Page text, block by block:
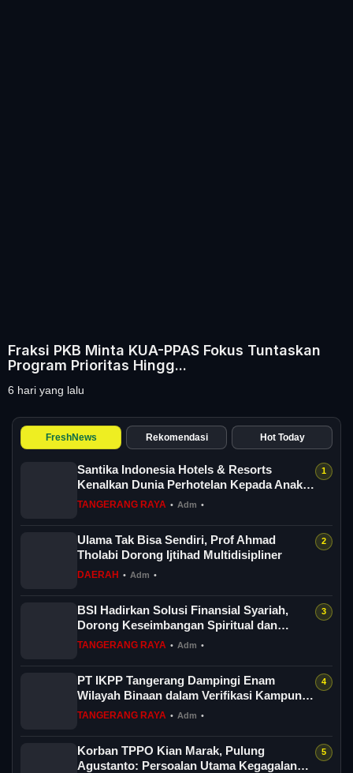
Fraksi PKB Minta KUA-PPAS Fokus Tuntaskan
Program Prioritas Hingg...
6 hari yang lalu
FreshNews Rekomendasi Hot Today
Santika Indonesia Hotels & Resorts
Kenalkan Dunia Perhotelan Kepada Anak-
anak As...
TANGERANG RAYA • Adm •
Ulama Tak Bisa Sendiri, Prof Ahmad
Tholabi Dorong Ijtihad Multidisipliner
DAERAH • Adm •
BSI Hadirkan Solusi Finansial Syariah,
Dorong Keseimbangan Spiritual dan
Sosial...
TANGERANG RAYA • Adm •
PT IKPP Tangerang Dampingi Enam
Wilayah Binaan dalam Verifikasi Kampung
Iklim Ba...
TANGERANG RAYA • Adm •
Korban TPPO Kian Marak, Pulung
Agustanto: Persoalan Utama Kegagalan